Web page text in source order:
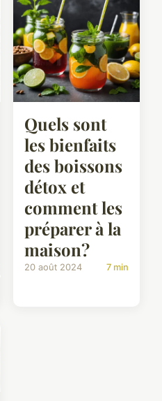
Quels sont
les bienfaits
des boissons
détox et
comment les
préparer à la
maison?
20 août 2024 7 min